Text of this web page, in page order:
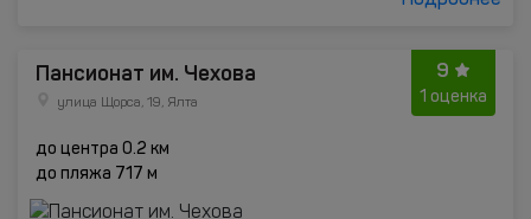
9
1 оценка
Пансионат им. Чехова
улица Щорса, 19, Ялта
до центра 0.2 км
до пляжа 717 м